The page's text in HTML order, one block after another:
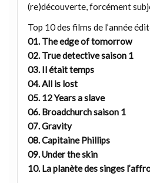
(re)découverte, forcément
Top 10 des films de l’année
01. The edge of tomorrow
02. True detective saison 1
03. Il était temps
04. All is lost
05. 12 Years a slave
06. Broadchurch saison 1
07. Gravity
08. Capitaine Phillips
09. Under the skin
10. La planète des singes